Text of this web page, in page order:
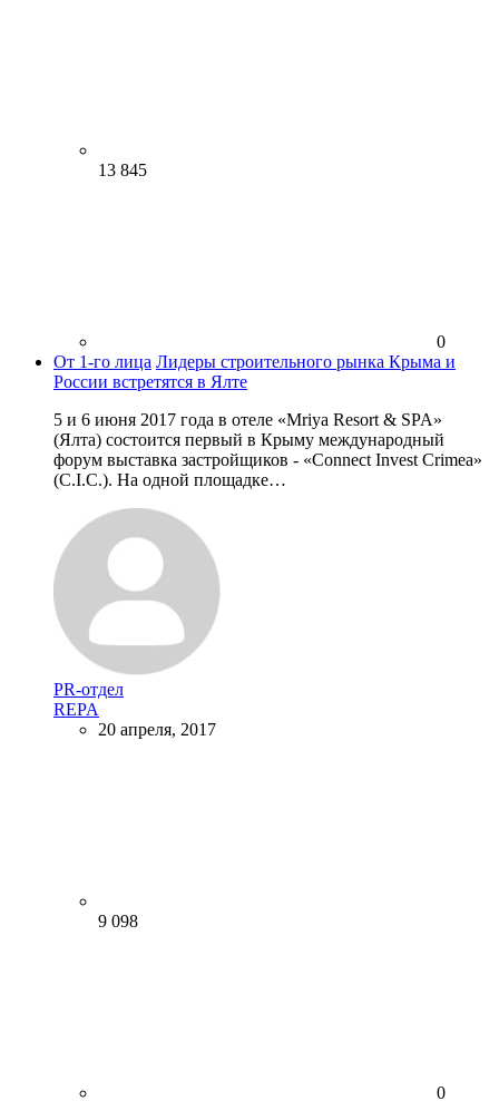
13 845
0
От 1-го лица Лидеры строительного рынка Крыма и
России встретятся в Ялте
5 и 6 июня 2017 года в отеле «Mriya Resort & SPA»
(Ялта) состоится первый в Крыму международный
форум выставка застройщиков - «Сonneсt Invest Crimea»
(С.I.C.). На одной площадке…
PR-отдел
REPA
20 апреля, 2017
9 098
0